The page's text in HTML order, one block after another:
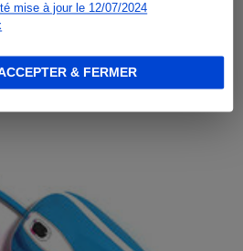
mise à jour le 12/07/2024
& FERMER